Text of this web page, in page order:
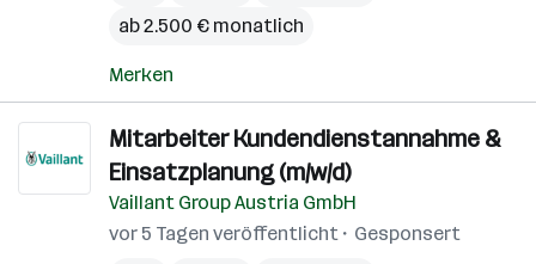
ab 2.500 € monatlich
Merken
Mitarbeiter Kundendienstannahme &
Einsatzplanung (m/w/d)
Vaillant Group Austria GmbH
vor 5 Tagen veröffentlicht
Gesponsert